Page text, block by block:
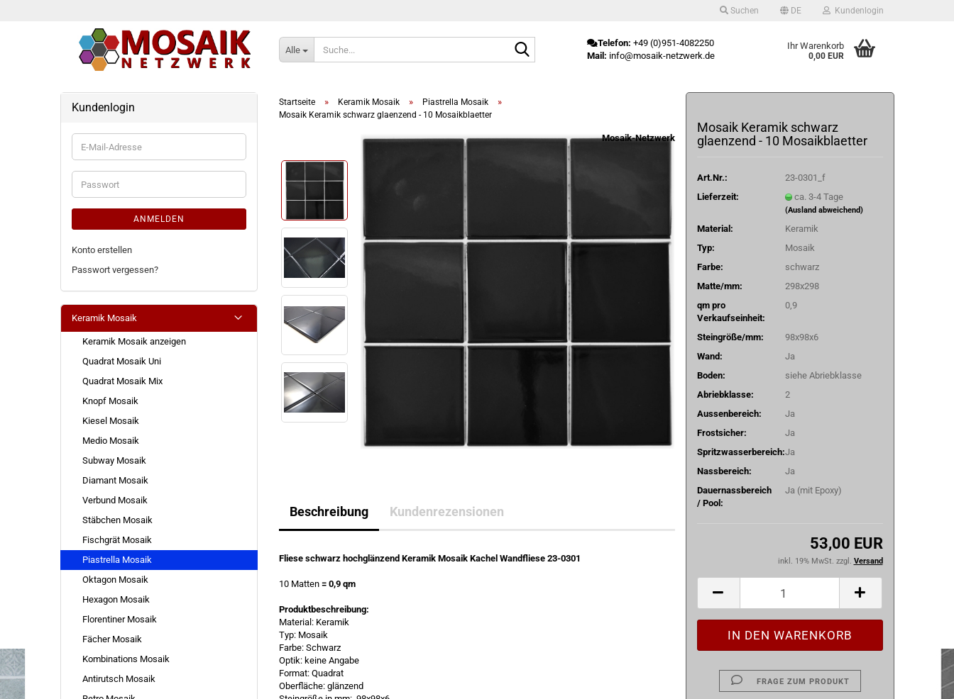
Suchen DE Kundenlogin
Alle
Telefon: +49 (0)951-4082250
Mail: info@mosaik-netzwerk.de
Ihr Warenkorb
0,00 EUR
Startseite » Keramik Mosaik » Piastrella Mosaik »
Mosaik Keramik schwarz glaenzend - 10 Mosaikblaetter
Mosaik-Netzwerk
Mosaik Keramik schwarz
glaenzend - 10 Mosaikblaetter
Art.Nr.:
23-0301_f
Lieferzeit:
ca. 3-4 Tage
(Ausland abweichend)
Material:
Keramik
Typ:
Mosaik
Farbe:
schwarz
Matte/mm:
298x298
qm pro
Verkaufseinheit:
0,9
Steingröße/mm:
98x98x6
Wand:
Ja
Boden:
siehe Abriebklasse
Abriebklasse:
2
Aussenbereich:
Ja
Frostsicher:
Ja
Spritzwasserbereich:Ja
Nassbereich:
Ja
Dauernassbereich
/ Pool:
Ja (mit Epoxy)
53,00 EUR
inkl. 19% MwSt. zzgl. Versand
FRAGE ZUM PRODUKT
Beschreibung Kundenrezensionen
Fliese schwarz hochglänzend Keramik Mosaik Kachel Wandfliese 23-0301
10 Matten= 0,9 qm
Produktbeschreibung:
Material: Keramik
Typ: Mosaik
Farbe: Schwarz
Optik: keine Angabe
Format: Quadrat
Oberfläche: glänzend
Kundenlogin
E-
Mail-
Adresse
Passwort
ANMELDEN
Konto erstellen
Passwort vergessen?
Keramik Mosaik
Keramik Mosaik anzeigen
Quadrat Mosaik Uni
Quadrat Mosaik Mix
Knopf Mosaik
Kiesel Mosaik
Medio Mosaik
Subway Mosaik
Diamant Mosaik
Verbund Mosaik
Stäbchen Mosaik
Fischgrät Mosaik
Piastrella Mosaik
Oktagon Mosaik
Hexagon Mosaik
Florentiner Mosaik
Fächer Mosaik
Kombinations Mosaik
Antirutsch Mosaik